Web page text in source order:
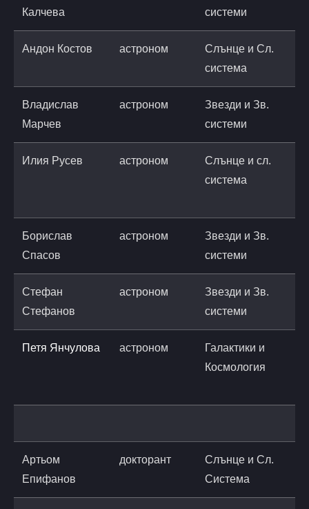
Калчева
системи
Андон Костов астроном
Слънце и Сл.
система
Владислав
Марчев
астроном
Звезди и Зв.
системи
Илия Русев астроном
Слънце и сл.
система
Борислав
Спасов
астроном
Звезди и Зв.
системи
Стефан
Стефанов
астроном
Звезди и Зв.
системи
Петя Янчулова астроном
Галактики и
Космология
Артьом
Епифанов
докторант
Слънце и Сл.
Система